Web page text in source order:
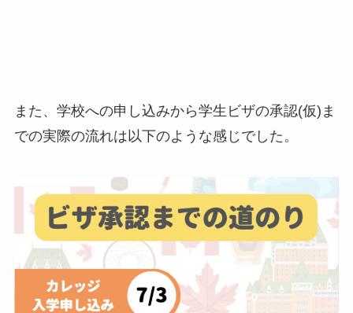
また、学校への申し込みから学生ビザの承認(仮)ま
での実際の流れは以下のような感じでした。